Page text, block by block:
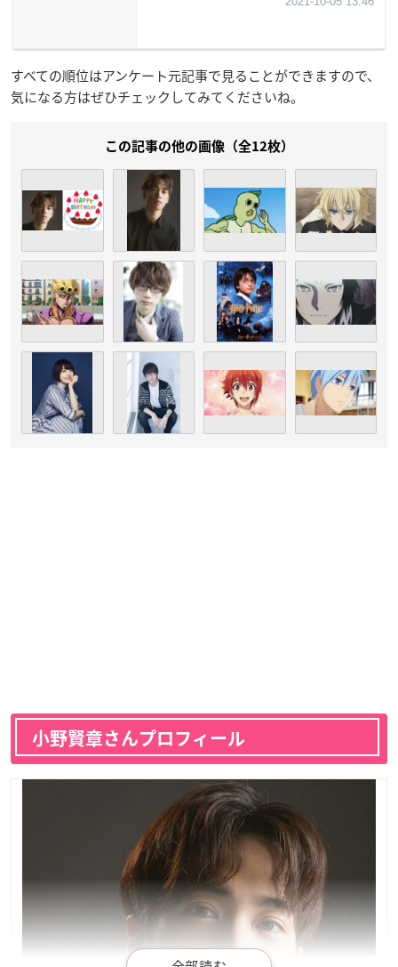
すべての順位はアンケート元記事で見ることができますので、
気になる方はぜひチェックしてみてくださいね。
この記事の他の画像（全12枚）
小野賢章さんプロフィール